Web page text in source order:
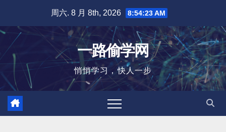
内
容
周六. 8 月 8th, 2026 8:54:24 AM
一路偷学网
悄悄学习，快人一步